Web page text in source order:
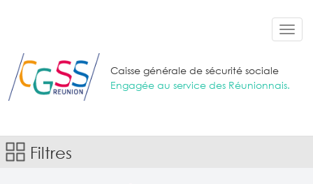
Caisse générale de sécurité sociale
Engagée au service des Réunionnais.
Filtres